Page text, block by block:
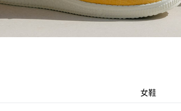
女鞋